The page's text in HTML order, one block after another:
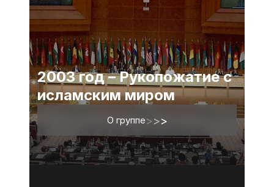
2003 год – Рукопожатие с
исламским миром
О группе>>>